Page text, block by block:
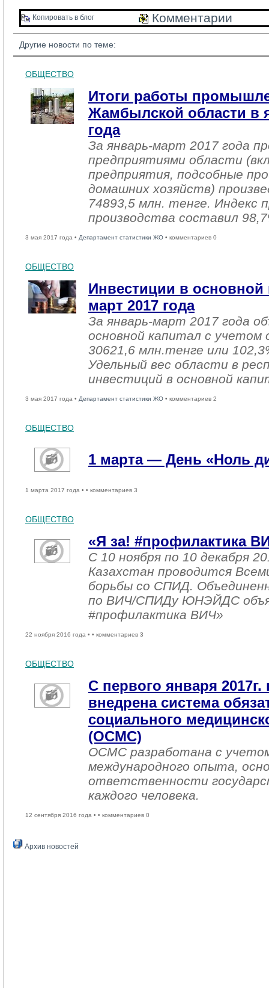
Копировать в блог Комментарии
Другие новости по теме:
ОБЩЕСТВО
Итоги работы
Жамбылской области в
года
За январь-март 2017 года
предприятиями области
предприятия, подсобные
домашних хозяйств)
74893,5 млн. тенге. Индекс
производства составил
3 мая 2017 года • Департамент статистики ЖО • комментариев 0
ОБЩЕСТВО
Инвестиции в основной
март 2017 года
За январь-март 2017 года
основной капитал с учетом
30621,6 млн.тенге или
Удельный вес области в
инвестиций в основной
3 мая 2017 года • Департамент статистики ЖО • комментариев 2
ОБЩЕСТВО
1 марта — День «Ноль
1 марта 2017 года • • комментариев 3
ОБЩЕСТВО
«Я за! #профилактика
С 10 ноября по 10 декабря
Казахстан проводится
борьбы со СПИД.
по ВИЧ/СПИДу ЮНЭЙДС
#профилактика ВИЧ»
22 ноября 2016 года • • комментариев 3
ОБЩЕСТВО
С первого января 2017г.
внедрена система
социального
(ОСМС)
ОСМС разработана с
международного опыта,
ответственности
каждого человека.
12 сентября 2016 года • • комментариев 0
Архив новостей